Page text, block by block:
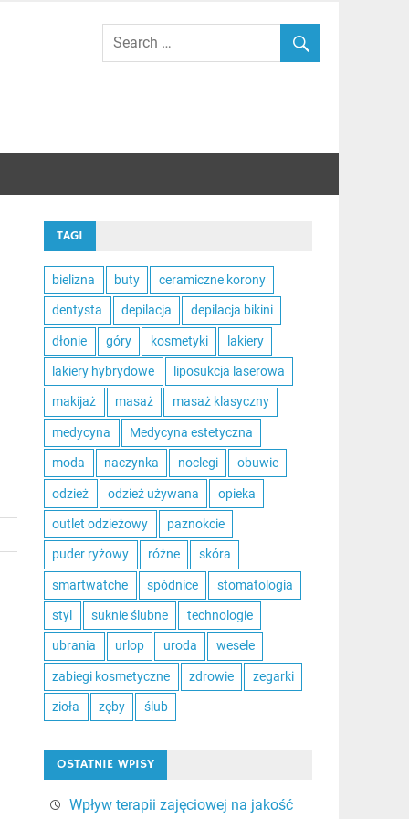
TAGI
bielizna buty ceramiczne korony
dentysta depilacja depilacja bikini
dłonie góry kosmetyki lakiery
lakiery hybrydowe liposukcja laserowa
makijaż masaż masaż klasyczny
medycyna Medycyna estetyczna
moda naczynka noclegi obuwie
odzież odzież używana opieka
outlet odzieżowy paznokcie
puder ryżowy różne skóra
smartwatche spódnice stomatologia
styl suknie ślubne technologie
ubrania urlop uroda wesele
zabiegi kosmetyczne zdrowie zegarki
zioła zęby ślub
OSTATNIE WPISY
Wpływ terapii zajęciowej na jakość